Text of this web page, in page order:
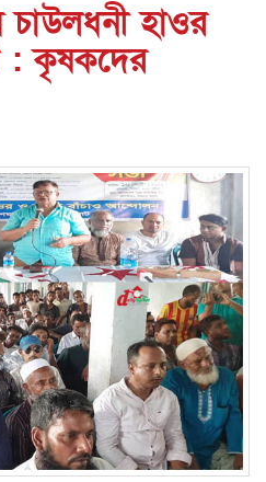
চাউলধনী হাওর
: কৃষকদের